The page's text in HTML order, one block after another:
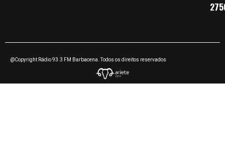
@Copyright Rádio 93.3 FM Barbacena. Todos os direitos reservados